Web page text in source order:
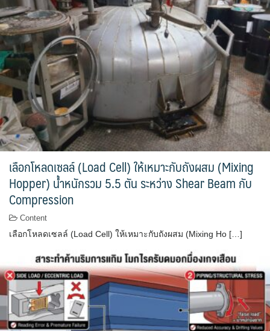
เลือกโหลดเซลล์ (Load Cell) ให้เหมาะกับถังผสม (Mixing
Hopper) น้ำหนักรวม 5.5 ตัน ระหว่าง Shear Beam กับ
Compression
Content
เลือกโหลดเซลล์ (Load Cell) ให้เหมาะกับถังผสม (Mixing Ho […]